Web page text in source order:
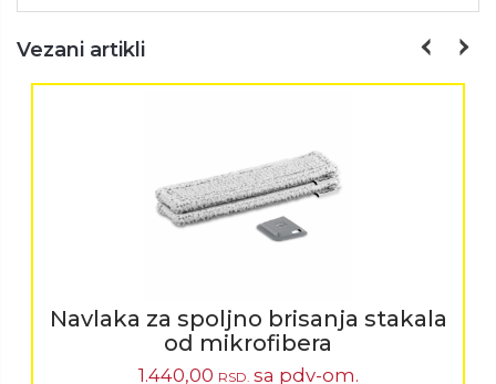
Vezani artikli
Navlaka za spoljno brisanja stakala
od mikrofibera
1.440,00 RSD. sa pdv-om.